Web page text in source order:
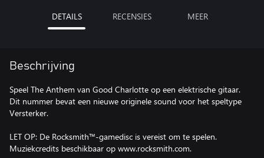
DETAILS RECENSIES MEER
Beschrijving
Speel The Anthem van Good Charlotte op een elektrische gitaar.
Dit nummer bevat een nieuwe originele sound voor het speltype
Versterker.
LET OP: De Rocksmith™-gamedisc is vereist om te spelen.
Muziekcredits beschikbaar op www.rocksmith.com.